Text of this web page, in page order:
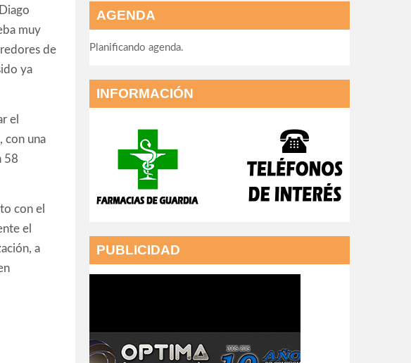
muy
de
ya
el
con una
58
con el
el
a
AGENDA
Planificando agenda.
INFORMACIÓN
PUBLICIDAD